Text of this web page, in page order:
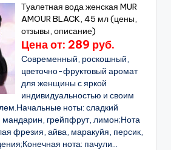
Туалетная вода женская MUR
AMOUR BLACK, 45 мл (цены,
отзывы, описание)
Цена от: 289 руб.
Современный, роскошный,
цветочно-фруктовый аромат
для женщины с яркой
индивидуальностью и своим
ноты: сладкий
мандарин, грейпфрут, лимон;Нота
фрезия, айва, маракуйя, персик,
нота: пачули...